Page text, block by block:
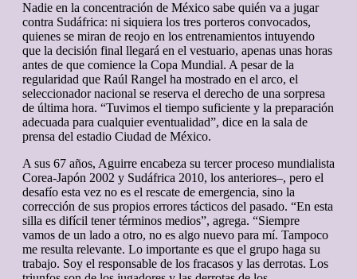
Nadie en la concentración de México sabe quién va a jugar
contra Sudáfrica: ni siquiera los tres porteros convocados,
quienes se miran de reojo en los entrenamientos intuyendo
que la decisión final llegará en el vestuario, apenas unas horas
antes de que comience la Copa Mundial. A pesar de la
regularidad que Raúl Rangel ha mostrado en el arco, el
seleccionador nacional se reserva el derecho de una sorpresa
de última hora. “Tuvimos el tiempo suficiente y la preparación
adecuada para cualquier eventualidad”, dice en la sala de
prensa del estadio Ciudad de México.
A sus 67 años, Aguirre encabeza su tercer proceso mundialista
Corea-Japón 2002 y Sudáfrica 2010, los anteriores–, pero el
desafío esta vez no es el rescate de emergencia, sino la
corrección de sus propios errores tácticos del pasado. “En esta
silla es difícil tener términos medios”, agrega. “Siempre
vamos de un lado a otro, no es algo nuevo para mí. Tampoco
me resulta relevante. Lo importante es que el grupo haga su
trabajo. Soy el responsable de los fracasos y las derrotas. Los